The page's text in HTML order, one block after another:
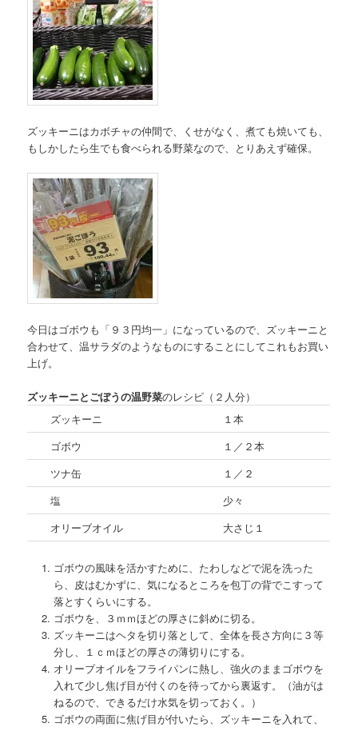
ズッキーニはカボチャの仲間で、くせがなく、煮ても焼いても、
もしかしたら生でも食べられる野菜なので、とりあえず確保。
今日はゴボウも「９３円均一」になっているので、ズッキーニと
合わせて、温サラダのようなものにすることにしてこれもお買い
上げ。
ズッキーニとごぼうの温野菜のレシピ（２人分）
ズッキーニ
１本
ゴボウ
１／２本
ツナ缶
１／２
塩
少々
オリーブオイル
大さじ１
ゴボウの風味を活かすために、たわしなどで泥を洗った
ら、皮はむかずに、気になるところを包丁の背でこすって
落とすくらいにする。
ゴボウを、３ｍｍほどの厚さに斜めに切る。
ズッキーニはヘタを切り落として、全体を長さ方向に３等
分し、１ｃｍほどの厚さの薄切りにする。
オリーブオイルをフライパンに熱し、強火のままゴボウを
入れて少し焦げ目が付くのを待ってから裏返す。（油がは
ねるので、できるだけ水気を切っておく。）
ゴボウの両面に焦げ目が付いたら、ズッキーニを入れて、